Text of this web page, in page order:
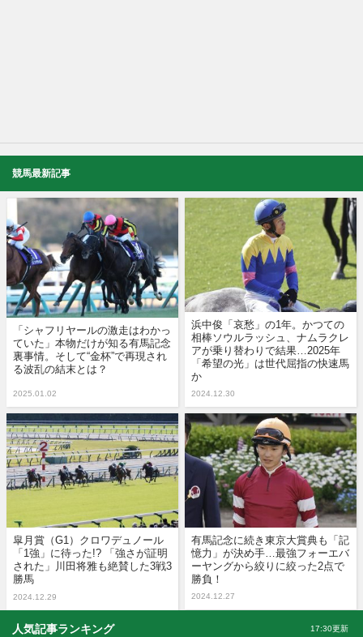
競馬最新記事
「シャフリヤールの激走はわかっ
ていた」本物だけが知る有馬記念
裏事情。そして“金杯”で再現され
る波乱の結末とは？
2025.01.02
浜中俊「哀愁」の1年。かつての
相棒ソウルラッシュ、ナムラクレ
アが乗り替わりで結果…2025年
「希望の光」は世代屈指の快速馬
か
2024.12.30
皐月賞（G1）クロワデュノール
「1強」に待った!? 「強さが証明
された」川田将雅も絶賛した3戦3
勝馬
2024.12.29
有馬記念に続き東京大賞典も「記
憶力」が決め手…最強フォーエバ
ーヤングから絞りに絞った2点で
勝負！
2024.12.27
人気記事ランキング 17:30更新